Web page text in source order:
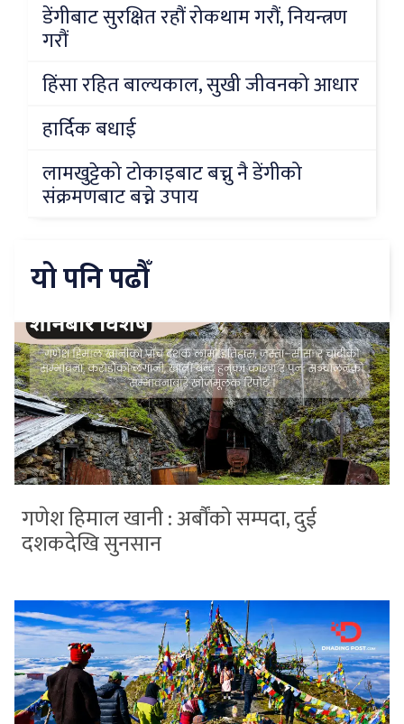
डेंगीबाट सुरक्षित रहौं रोकथाम गरौं, नियन्त्रण
गरौं
हिंसा रहित बाल्यकाल, सुखी जीवनको आधार
हार्दिक बधाई
लामखुट्टेको टोकाइबाट बच्नु नै डेंगीको
संक्रमणबाट बच्ने उपाय
यो पनि पढौँ
गणेश हिमाल खानी : अर्बौंको सम्पदा, दुई
दशकदेखि सुनसान